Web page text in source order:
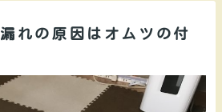
れの原因はオムツの付